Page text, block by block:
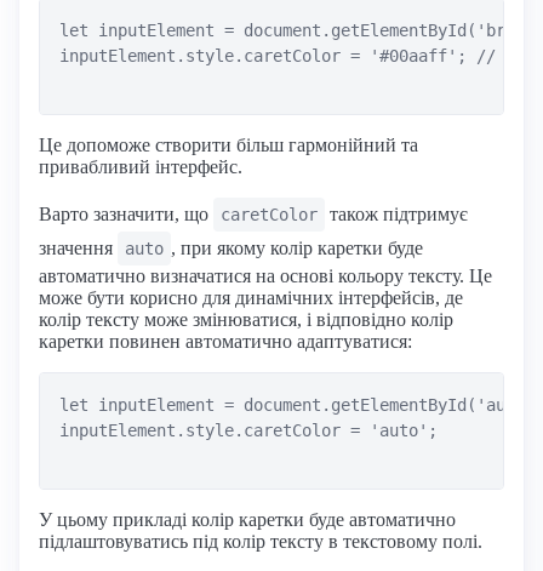
let inputElement =
inputElement.style.caretColor = '#00aaff'; //
Це допоможе створити більш гармонійний та
привабливий інтерфейс.
Варто зазначити, що caretColor
також підтримує
значення
auto , при якому колір каретки буде
автоматично визначатися на основі кольору тексту. Це
може бути корисно для динамічних інтерфейсів, де
колір тексту може змінюватися, і відповідно колір
каретки повинен автоматично адаптуватися:
let inputElement =
inputElement.style.caretColor = 'auto';
У цьому прикладі колір каретки буде автоматично
підлаштовуватись під колір тексту в текстовому полі.